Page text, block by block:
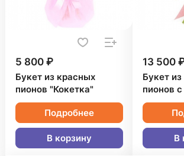
5 800 ₽
Букет из красных
пионов "Кокетка"
Подробнее
В корзину
13 500
Букет
пионов
В